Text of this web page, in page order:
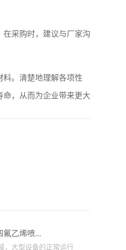
采购时，建议与厂家沟
。清楚地理解各项性
，从而为企业带来更大
氟乙烯喷...
，大型设备的正常运行